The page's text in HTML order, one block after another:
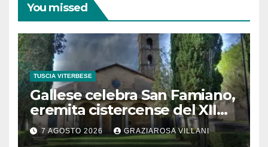
You missed
TUSCIA VITERBESE
Gallese celebra San Famiano,
eremita cistercense del XII
secolo
7 AGOSTO 2026 GRAZIAROSA VILLANI